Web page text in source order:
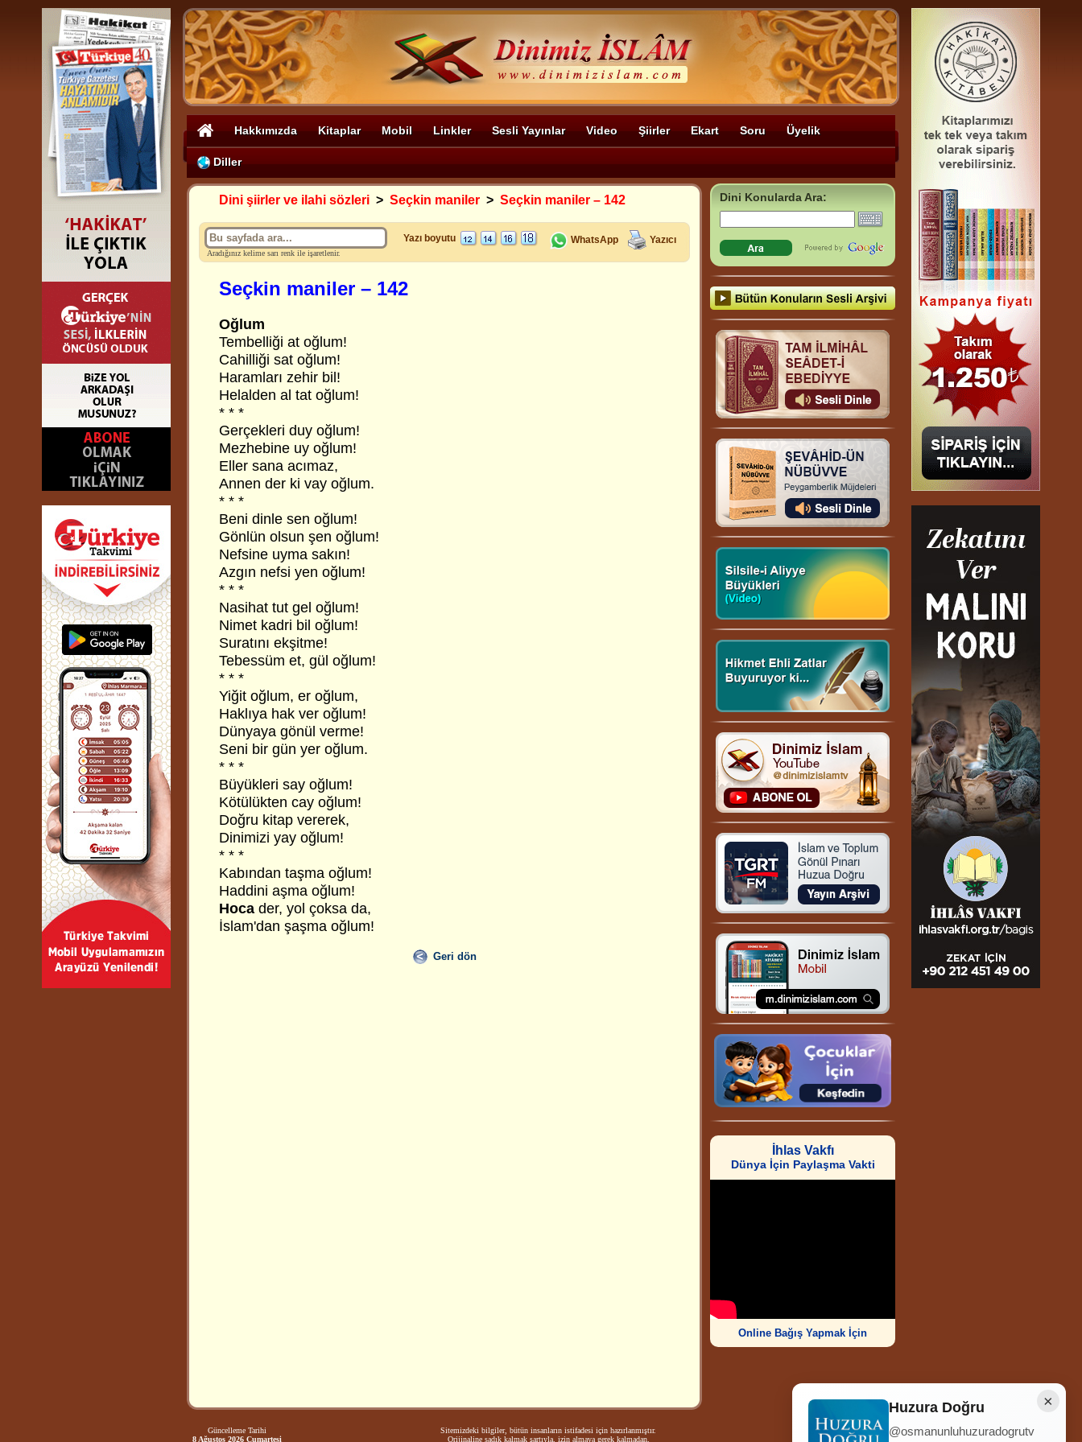
Hakkımızda Kitaplar Mobil Linkler Sesli Yayınlar Video Şiirler Ekart Soru Üyelik
Diller
Dini şiirler ve ilahi sözleri > Seçkin maniler > Seçkin maniler – 142
Aradığınız kelime sarı renk ile işaretlenir.
Yazı boyutu WhatsApp Yazıcı
Seçkin maniler – 142
Oğlum
Tembelliği at oğlum!
Cahilliği sat oğlum!
Haramları zehir bil!
Helalden al tat oğlum!
* * *
Gerçekleri duy oğlum!
Mezhebine uy oğlum!
Eller sana acımaz,
Annen der ki vay oğlum.
* * *
Beni dinle sen oğlum!
Gönlün olsun şen oğlum!
Nefsine uyma sakın!
Azgın nefsi yen oğlum!
* * *
Nasihat tut gel oğlum!
Nimet kadri bil oğlum!
Suratını ekşitme!
Tebessüm et, gül oğlum!
* * *
Yiğit oğlum, er oğlum,
Haklıya hak ver oğlum!
Dünyaya gönül verme!
Seni bir gün yer oğlum.
* * *
Büyükleri say oğlum!
Kötülükten cay oğlum!
Doğru kitap vererek,
Dinimizi yay oğlum!
* * *
Kabından taşma oğlum!
Haddini aşma oğlum!
Hoca der, yol çoksa da,
İslam'dan şaşma oğlum!
Geri dön
Dini Konularda Ara:
İhlas Vakfı
Dünya İçin Paylaşma Vakti
Online Bağış Yapmak İçin
Güncelleme Tarihi
8 Ağustos 2026 Cumartesi
Sitemizdeki bilgiler, bütün insanların istifadesi için hazırlanmıştır.
Orijinaline sadık kalmak şartıyla, izin almaya gerek kalmadan,
Ziyaretçi Sayısı
252.012.500
×
Huzura Doğru
@osmanunluhuzuradogrutv